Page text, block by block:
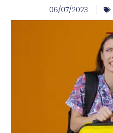
06/07/2023